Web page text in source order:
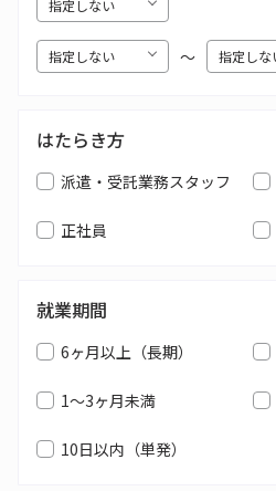
〜
はたらき方
派遣・受託業務スタッフ
正社員
就業期間
6ヶ月以上（長期）
1～3ヶ月未満
10日以内（単発）